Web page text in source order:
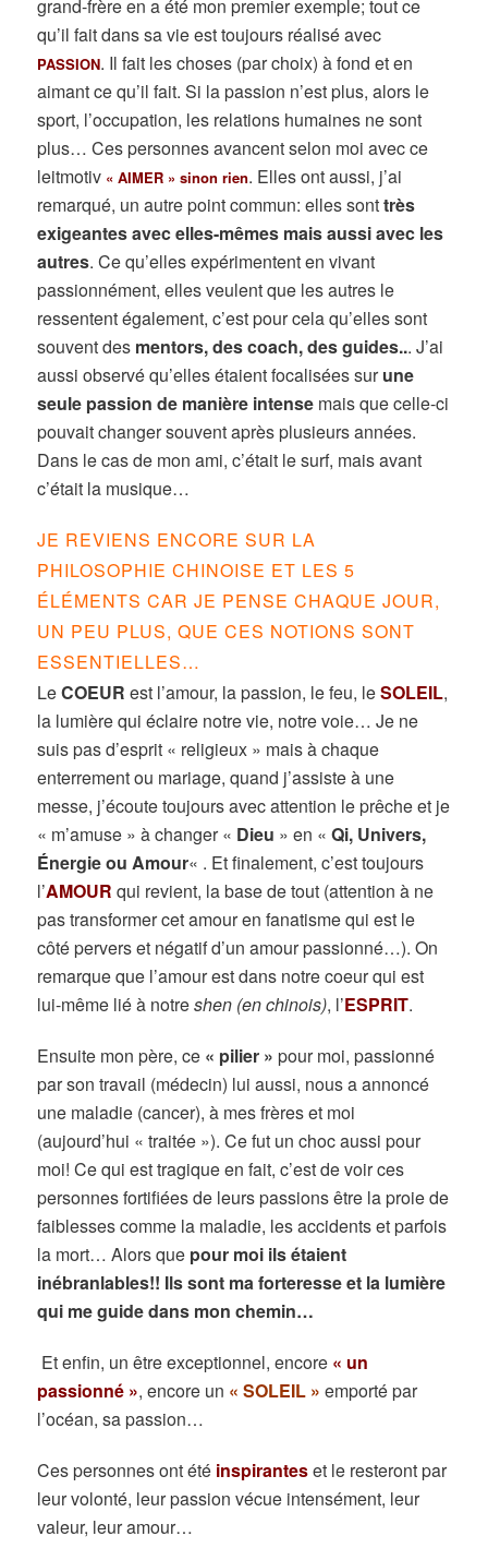
grand-frère en a été mon premier exemple; tout ce
qu’il fait dans sa vie est toujours réalisé avec
PASSION. Il fait les choses (par choix) à fond et en
aimant ce qu’il fait. Si la passion n’est plus, alors le
sport, l’occupation, les relations humaines ne sont
plus… Ces personnes avancent selon moi avec ce
leitmotiv « AIMER » sinon rien. Elles ont aussi, j’ai
remarqué, un autre point commun: elles sonttrès
exigeantes avec elles-mêmes mais aussi avec les
autres. Ce qu’elles expérimentent en vivant
passionnément, elles veulent que les autres le
ressentent également, c’est pour cela qu’elles sont
souvent des mentors, des coach, des guides... J’ai
aussi observé qu’elles étaient focalisées surune
seule passion de manière intense mais que celle-ci
pouvait changer souvent après plusieurs années.
Dans le cas de mon ami, c’était le surf, mais avant
c’était la musique…
JE REVIENS ENCORE SUR LA
PHILOSOPHIE CHINOISE ET LES 5
ÉLÉMENTS CAR JE PENSE CHAQUE JOUR,
UN PEU PLUS, QUE CES NOTIONS SONT
ESSENTIELLES…
LeCOEUR est l’amour, la passion, le feu, leSOLEIL,
la lumière qui éclaire notre vie, notre voie… Je ne
suis pas d’esprit « religieux » mais à chaque
enterrement ou mariage, quand j’assiste à une
messe, j’écoute toujours avec attention le prêche et je
« m’amuse » à changer « Dieu » en «Qi, Univers,
Énergie ou Amour« . Et finalement, c’est toujours
l’AMOURqui revient, la base de tout (attention à ne
pas transformer cet amour en fanatisme qui est le
côté pervers et négatif d’un amour passionné…). On
remarque que l’amour est dans notre coeur qui est
lui-même lié à notreshen (en chinois), l’ESPRIT.
Ensuite mon père, ce « pilier » pour moi, passionné
par son travail (médecin) lui aussi, nous a annoncé
une maladie (cancer), à mes frères et moi
(aujourd’hui « traitée »). Ce fut un choc aussi pour
moi! Ce qui est tragique en fait, c’est de voir ces
personnes fortifiées de leurs passions être la proie de
faiblesses comme la maladie, les accidents et parfois
la mort… Alors que pour moi ils étaient
inébranlables!! Ils sont ma forteresse et la lumière
qui me guide dans mon chemin…
Et enfin, un être exceptionnel, encore « un
passionné », encore un « SOLEIL » emporté par
l’océan, sa passion…
Ces personnes ont été inspiranteset le resteront par
leur volonté, leur passion vécue intensément, leur
valeur, leur amour…